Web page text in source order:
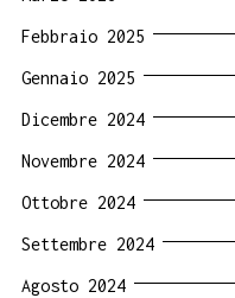
Febbraio 2025
Gennaio 2025
Dicembre 2024
Novembre 2024
Ottobre 2024
Settembre 2024
Agosto 2024